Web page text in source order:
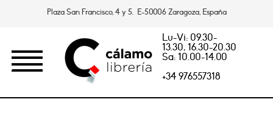
Plaza San Francisco, 4 y 5. E-50006 Zaragoza, España
Lu-Vi: 09.30-
13.30, 16.30-20.30
Sa: 10.00-14.00
+34 976557318